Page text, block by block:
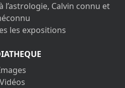
l’astrologie, Calvin connu et
les expositions
Vidéos